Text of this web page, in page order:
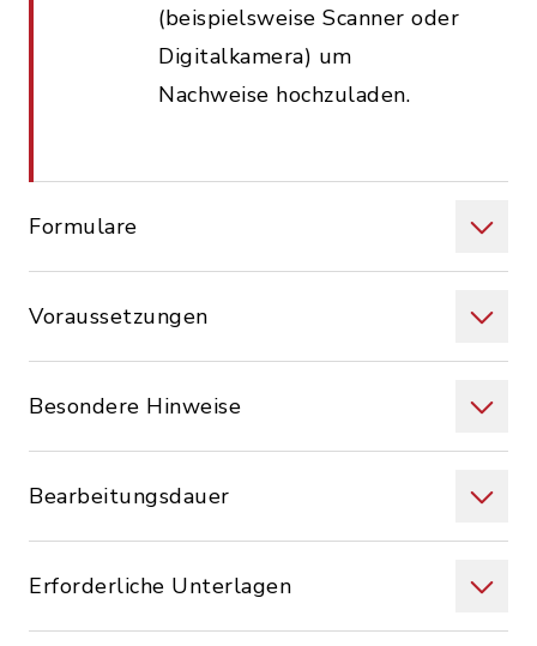
(beispielsweise Scanner oder
Digitalkamera) um
Nachweise hochzuladen.
Formulare
Voraussetzungen
Besondere Hinweise
Bearbeitungsdauer
Erforderliche Unterlagen